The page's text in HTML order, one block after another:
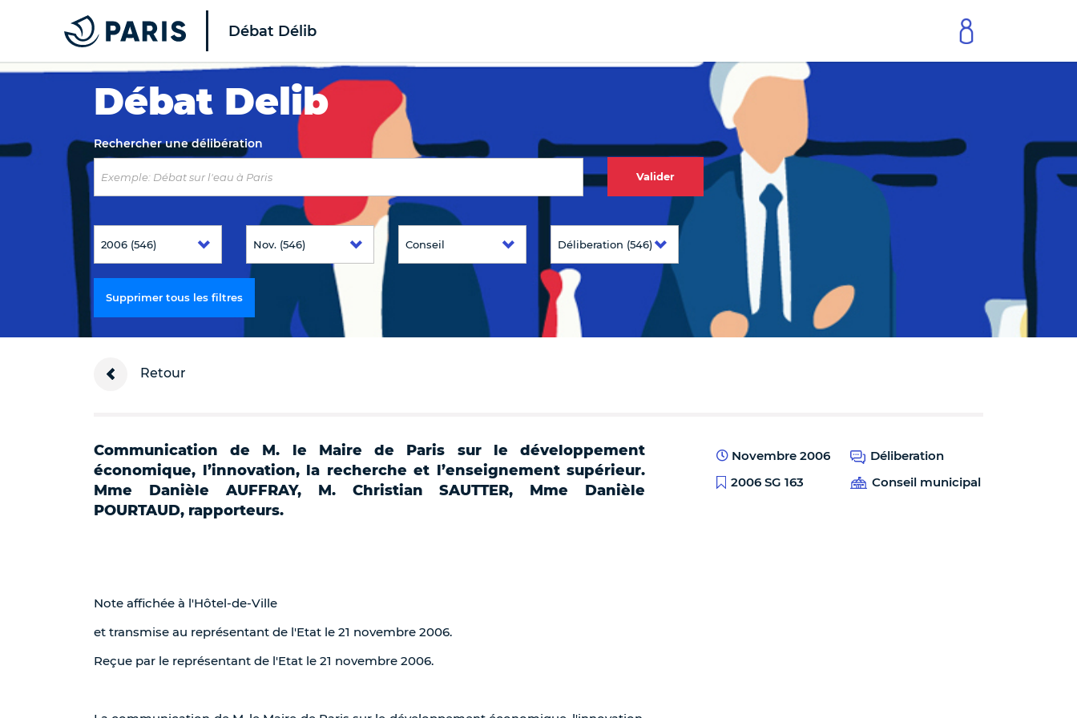
Top of the page
Débat Délib
Débat Delib
Rechercher une délibération
Valider
Supprimer tous les filtres
Retour
Communication de M. le Maire de Paris sur le développement
économique, l’innovation, la recherche et l’enseignement supérieur.
Mme Danièle AUFFRAY, M. Christian SAUTTER, Mme Danièle
POURTAUD, rapporteurs.
Note affichée à l'Hôtel-de-Ville
et transmise au représentant de l'Etat le 21 novembre 2006.
Reçue par le représentant de l'Etat le 21 novembre 2006.
Novembre 2006
Déliberation
2006 SG 163
Conseil municipal